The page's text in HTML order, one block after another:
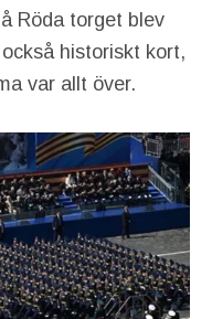
Röda torget blev
historiskt kort,
var allt över.